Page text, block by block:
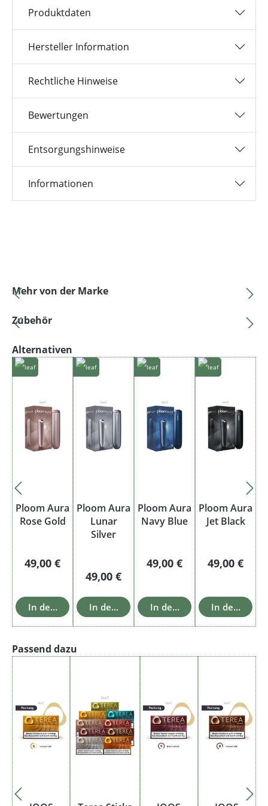
Produktdaten
Hersteller Information
Rechtliche Hinweise
Bewertungen
Entsorgungshinweise
Informationen
Produktgalerie überspringen
Mehr von der Marke
Produktgalerie überspringen
Zubehör
Produktgalerie überspringen
Alternativen
Ploom Aura
Rose Gold
Regulärer Preis:
49,00 €
In den Warenkorb
Ploom Aura
Lunar
Silver
Regulärer Preis:
49,00 €
In den Warenkorb
Ploom Aura
Navy Blue
Regulärer Preis:
49,00 €
In den Warenkorb
Ploom Aura
Jet Black
Regulärer
49,00 €
In den
Produktgalerie überspringen
Passend dazu